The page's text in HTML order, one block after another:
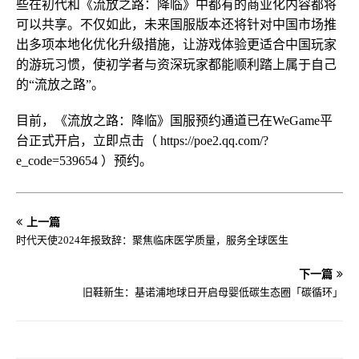
些在初代和《流放之路：降临》中都有的商业化内容都将
可以共享。不仅如此，未来国服版本还将针对中国市场推
出多项本地化优化升级措施，让游戏体验更适合中国玩家
的游玩习惯，使初学者与资深玩家都能顺利踏上属于自己
的“流放之路”。
目前，《流放之路：降临》国服预约通道已在WeGame平
台正式开启，立即点击（ https://poe2.qq.com/?
e_code=539654 ）预约。
上一篇
时代天使2024年报致辞：聚焦临床医学质量，服务全球医生
下一篇
旧鞋新生：基诺浦地球日开启母婴低碳生态圈「碳循环」